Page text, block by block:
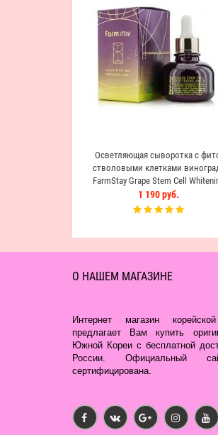
Осветляющая сыворотка с
стволовыми клетками
FarmStay Grape Stem Cell
Ampoule
1 190 руб.
О НАШЕМ МАГАЗИНЕ
Интернет магазин
предлагает Вам купить
Южной Кореи с бесплатной
России. Официальный
сертифицирована.